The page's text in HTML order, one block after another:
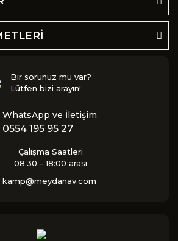
Bir sorunuz mu var?
Lütfen bizi arayın!
WhatsApp ve İletişim
0554 195 95 27
Çalışma Saatleri
08:30 - 18:00 arası
kamp@meydanav.com